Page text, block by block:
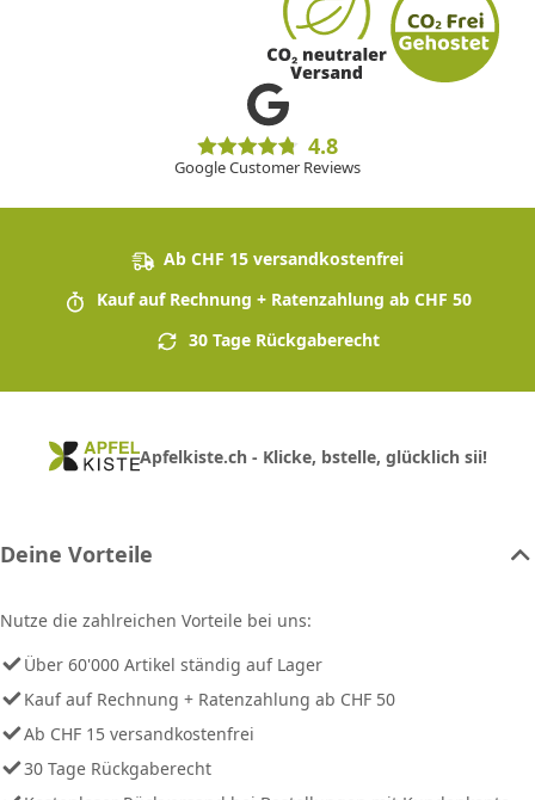
4.8
Google Customer Reviews
Ab CHF 15 versandkostenfrei
Kauf auf Rechnung + Ratenzahlung ab CHF 50
30 Tage Rückgaberecht
Apfelkiste.ch - Klicke, bstelle, glücklich sii!
Deine Vorteile
Nutze die zahlreichen Vorteile bei uns:
Über 60'000 Artikel ständig auf Lager
Kauf auf Rechnung + Ratenzahlung ab CHF 50
Ab CHF 15 versandkostenfrei
30 Tage Rückgaberecht